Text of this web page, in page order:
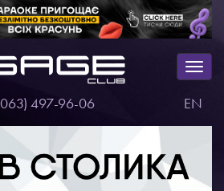
497-96-06
EN